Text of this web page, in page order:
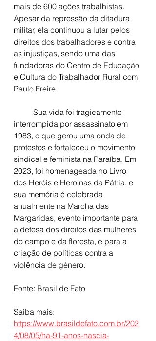
mais de 600 ações trabalhistas.
Apesar da repressão da ditadura
militar, ela continuou a lutar pelos
direitos dos trabalhadores e contra
as injustiças, sendo uma das
fundadoras do Centro de Educação
e Cultura do Trabalhador Rural com
Paulo Freire.
interrompida por assassinato em
1983, o que gerou uma onda de
protestos e fortaleceu o movimento
sindical e feminista na Paraíba. Em
2023, foi homenageada no Livro
dos Heróis e Heroínas da Pátria, e
sua memória é celebrada
anualmente na Marcha das
Margaridas, evento importante para
a defesa dos direitos das mulheres
do campo e da floresta, e para a
criação de políticas contra a
violência de gênero.
Fonte: Brasil de Fato
Saiba mais:
https://www.brasildefato.com.br/202
4/08/05/ha-91-anos-nascia-